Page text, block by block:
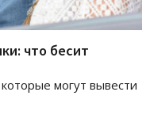
что бесит
могут вывести